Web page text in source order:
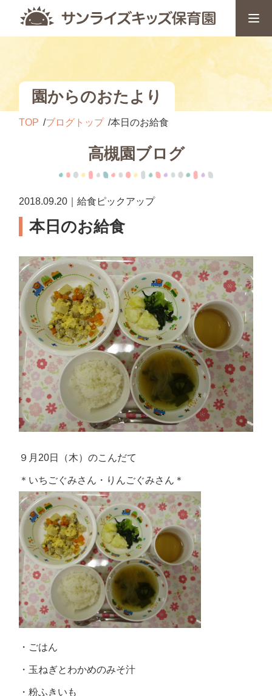
園からのおたより
TOP ブログトップ 本日のお給食
高槻園ブログ
2018.09.20｜給食ピックアップ
本日のお給食
９月20日（木）のこんだて
＊いちごぐみさん・りんごぐみさん＊
・ごはん
・玉ねぎとわかめのみそ汁
・粉ふきいも